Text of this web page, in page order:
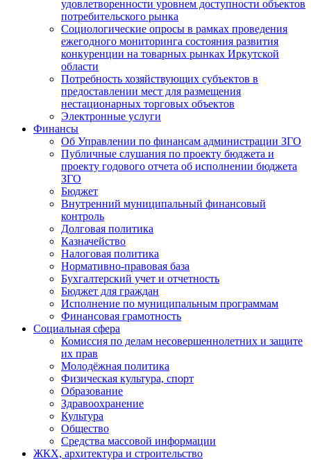
удовлетворенности уровнем доступности объектов
потребительского рынка
Социологические опросы в рамках проведения
ежегодного мониторинга состояния развития
конкуренции на товарных рынках Иркутской
области
Потребность хозяйствующих субъектов в
предоставлении мест для размещения
нестационарных торговых объектов
Электронные услуги
Финансы
Об Управлении по финансам администрации ЗГО
Публичные слушания по проекту бюджета и
проекту годового отчета об исполнении бюджета
ЗГО
Бюджет
Внутренний муниципальный финансовый
контроль
Долговая политика
Казначейство
Налоговая политика
Нормативно-правовая база
Бухгалтерский учет и отчетность
Бюджет для граждан
Исполнение по муниципальным программам
Финансовая грамотность
Социальная сфера
Комиссия по делам несовершеннолетних и защите
их прав
Молодёжная политика
Физическая культура, спорт
Образование
Здравоохранение
Культура
Общество
Средства массовой информации
ЖКХ, архитектура и строительство